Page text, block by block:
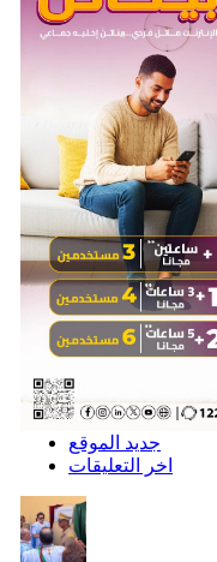
جديد الموقع
اخر التعليقات